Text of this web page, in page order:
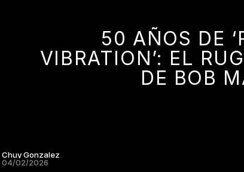
50 AÑOS DE
VIBRATION’: EL
DE BOB
Chuy Gonzalez
04/02/2026